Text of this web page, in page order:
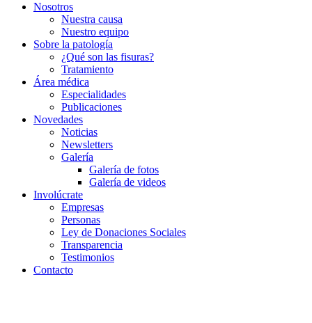
Nosotros
Nuestra causa
Nuestro equipo
Sobre la patología
¿Qué son las fisuras?
Tratamiento
Área médica
Especialidades
Publicaciones
Novedades
Noticias
Newsletters
Galería
Galería de fotos
Galería de videos
Involúcrate
Empresas
Personas
Ley de Donaciones Sociales
Transparencia
Testimonios
Contacto